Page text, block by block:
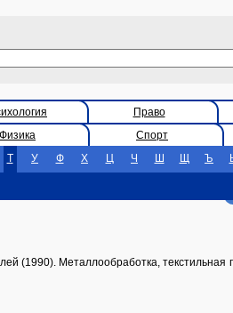
Право
Физика Спорт
Т У Ф Х Ц Ч Ш Щ Ъ
(1990). Металлообработка, текстильная